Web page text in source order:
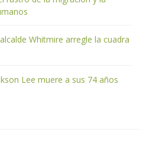
Whitmire arregle la cuadra
Lee muere a sus 74 años